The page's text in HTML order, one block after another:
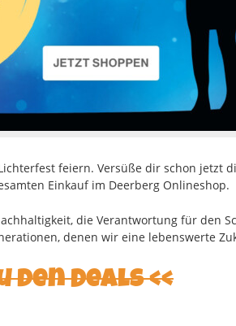
feiern. Versüße dir schon jetzt
Einkauf im Deerberg Onlineshop.
die Verantwortung für den
denen wir eine lebenswerte
den Deals